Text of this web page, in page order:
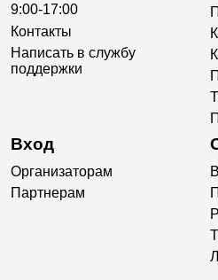
9:00-17:00
Контакты
Написать в службу
поддержки
Вход
Организаторам
Партнерам